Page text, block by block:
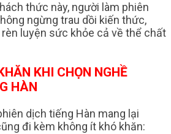
thức này, người làm phiên
ngừng trau dồi kiến thức,
rèn luyện sức khỏe cả về thể chất
KHI CHỌN NGHỀ
HÀN
dịch tiếng Hàn mang lại
đi kèm không ít khó khăn: